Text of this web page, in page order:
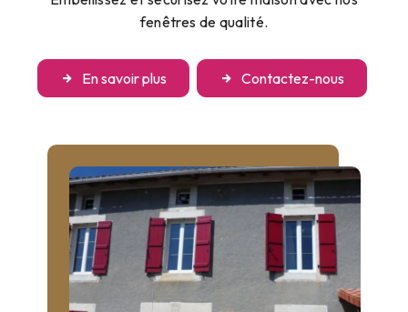
fenêtres de qualité.
En savoir plus Contactez-nous